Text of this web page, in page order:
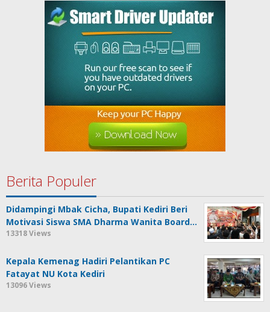
Berita Populer
Didampingi Mbak Cicha, Bupati Kediri Beri
Motivasi Siswa SMA Dharma Wanita Board…
13318 Views
Kepala Kemenag Hadiri Pelantikan PC
Fatayat NU Kota Kediri
13096 Views